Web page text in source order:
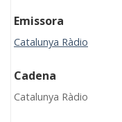
Emissora
Catalunya Ràdio
Cadena
Catalunya Ràdio